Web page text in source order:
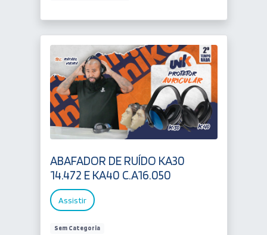
ABAFADOR DE RUÍDO KA30
14.472 E KA40 C.A16.050
Assistir
Sem Categoria